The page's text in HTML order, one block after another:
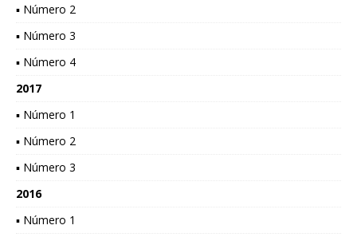
▪ Número 2
▪ Número 3
▪ Número 4
2017
▪ Número 1
▪ Número 2
▪ Número 3
2016
▪ Número 1